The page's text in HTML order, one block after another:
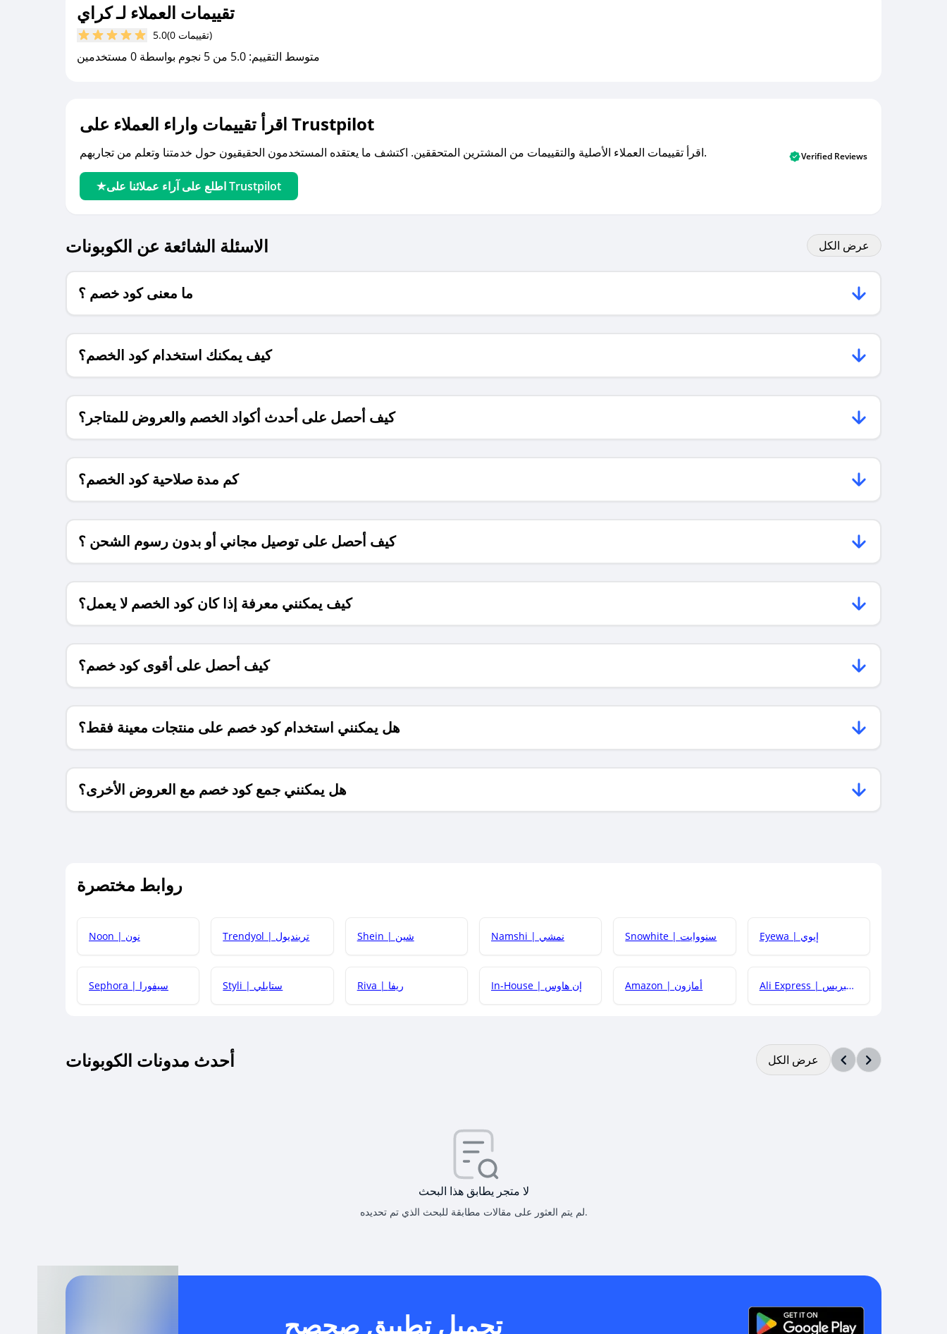
تقييمات العملاء لـ كراي
5.0 (0 تقييمات)
متوسط التقييم: 5.0 من 5 نجوم بواسطة 0 مستخدمين
اقرأ تقييمات واراء العملاء على Trustpilot
اقرأ تقييمات العملاء الأصلية والتقييمات من المشترين المتحققين. اكتشف ما يعتقده المستخدمون الحقيقيون حول خدمتنا وتعلم من تجاربهم.
اطلع على آراء عملائنا على Trustpilot
Verified Reviews
الاسئلة الشائعة عن الكوبونات عرض الكل
ما معنى كود خصم ؟
كيف يمكنك استخدام كود الخصم؟
كيف أحصل على أحدث أكواد الخصم والعروض للمتاجر؟
كم مدة صلاحية كود الخصم؟
كيف أحصل على توصيل مجاني أو بدون رسوم الشحن ؟
كيف يمكنني معرفة إذا كان كود الخصم لا يعمل؟
كيف أحصل على أقوى كود خصم؟
هل يمكنني استخدام كود خصم على منتجات معينة فقط؟
هل يمكنني جمع كود خصم مع العروض الأخرى؟
روابط مختصرة
Noon | نون Trendyol | ترينديول Shein | شين Namshi | نمشي Snowhite | سنووايت Eyewa | إيوي
Sephora | سيفورا Styli | ستايلي Riva | ريفا In-House | إن هاوس Amazon | أمازون Ali Express | علي إكسبريس
أحدث مدونات الكوبونات عرض الكل
لا متجر يطابق هذا البحث
لم يتم العثور على مقالات مطابقة للبحث الذي تم تحديده.
تحميل تطبيق صحصح